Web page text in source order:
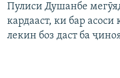
Пулиси Душанбе
кардааст, ки бар
лекин боз даст ба